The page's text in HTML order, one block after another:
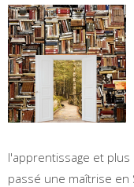
l'apprentissage et plus
passé une maîtrise en